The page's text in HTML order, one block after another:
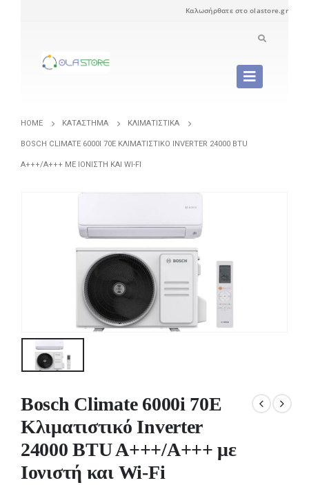
Καλωσήρθατε στο olastore.gr
HOME ΚΑΤΆΣΤΗΜΑ ΚΛΙΜΑΤΙΣΤΙΚΆ
BOSCH CLIMATE 6000I 70E ΚΛΙΜΑΤΙΣΤΙΚΌ INVERTER 24000 BTU
A+++/A+++ ΜΕ ΙΟΝΙΣΤΉ ΚΑΙ WI-FI
Bosch Climate 6000i 70E
Κλιματιστικό Inverter
24000 BTU A+++/A+++ με
Ιονιστή και Wi-Fi